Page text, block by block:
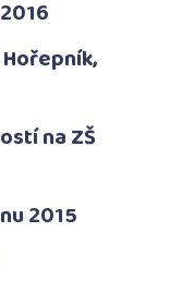
na ZŠ
2015